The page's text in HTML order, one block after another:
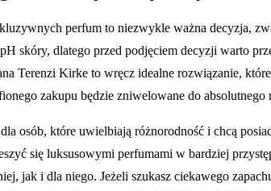
perfum to niezwykle ważna decyzja,
skóry, dlatego przed podjęciem decyzji warto
Terenzi Kirke to wręcz idealne rozwiązanie,
zakupu będzie zniwelowane do absolutnego
osób, które uwielbiają różnorodność i chcą
się luksusowymi perfumami w bardziej
jak i dla niego. Jeżeli szukasz ciekawego